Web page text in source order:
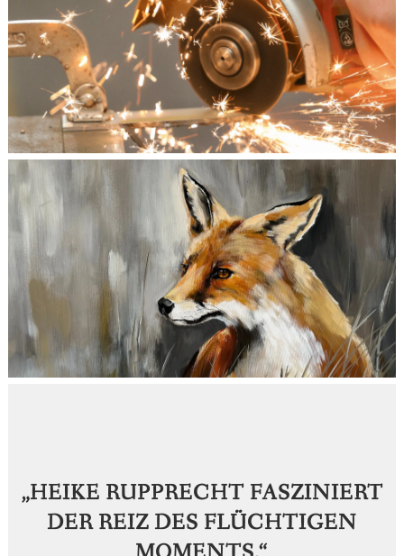
„HEIKE RUPPRECHT FASZINIERT
DER REIZ DES FLÜCHTIGEN